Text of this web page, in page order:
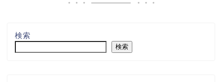
検索
検索